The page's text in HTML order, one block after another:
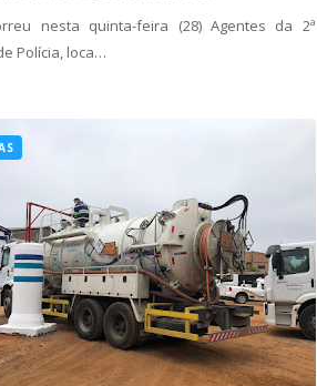
nesta quinta-feira (28) Agentes da 2ª
Polícia, loca…